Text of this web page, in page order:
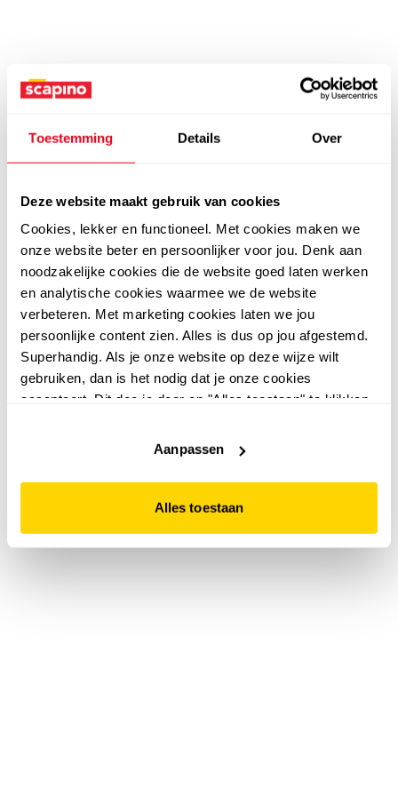
Toestemming Details Over
Deze website maakt gebruik van cookies
Cookies, lekker en functioneel. Met cookies maken we
onze website beter en persoonlijker voor jou. Denk aan
noodzakelijke cookies die de website goed laten werken
en analytische cookies waarmee we de website
verbeteren. Met marketing cookies laten we jou
persoonlijke content zien. Alles is dus op jou afgestemd.
Superhandig. Als je onze website op deze wijze wilt
gebruiken, dan is het nodig dat je onze cookies
accepteert. Dit doe je door op "Alles toestaan" te klikken.
website niet optimaal functioneert.
Aanpassen
Alles toestaan